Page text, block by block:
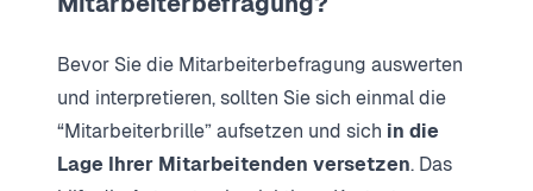
Bevor Sie die Mitarbeiterbefragung auswerten
und interpretieren, sollten Sie sich einmal die
“Mitarbeiterbrille” aufsetzen und sich in die
Lage Ihrer Mitarbeitenden versetzen. Das